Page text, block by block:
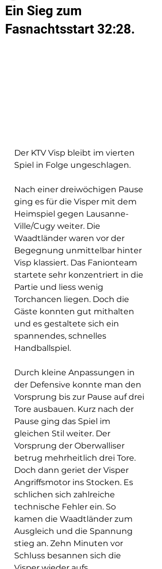
Ein Sieg zum
Fasnachtsstart 32:28.
Der KTV Visp bleibt im vierten
Spiel in Folge ungeschlagen.
Nach einer dreiwöchigen Pause
ging es für die Visper mit dem
Heimspiel gegen Lausanne-
Ville/Cugy weiter. Die
Waadtländer waren vor der
Begegnung unmittelbar hinter
Visp klassiert. Das Fanionteam
startete sehr konzentriert in die
Partie und liess wenig
Torchancen liegen. Doch die
Gäste konnten gut mithalten
und es gestaltete sich ein
spannendes, schnelles
Handballspiel.
Durch kleine Anpassungen in
der Defensive konnte man den
Vorsprung bis zur Pause auf drei
Tore ausbauen. Kurz nach der
Pause ging das Spiel im
gleichen Stil weiter. Der
Vorsprung der Oberwalliser
betrug mehrheitlich drei Tore.
Doch dann geriet der Visper
Angriffsmotor ins Stocken. Es
schlichen sich zahlreiche
technische Fehler ein. So
kamen die Waadtländer zum
Ausgleich und die Spannung
stieg an. Zehn Minuten vor
Schluss besannen sich die